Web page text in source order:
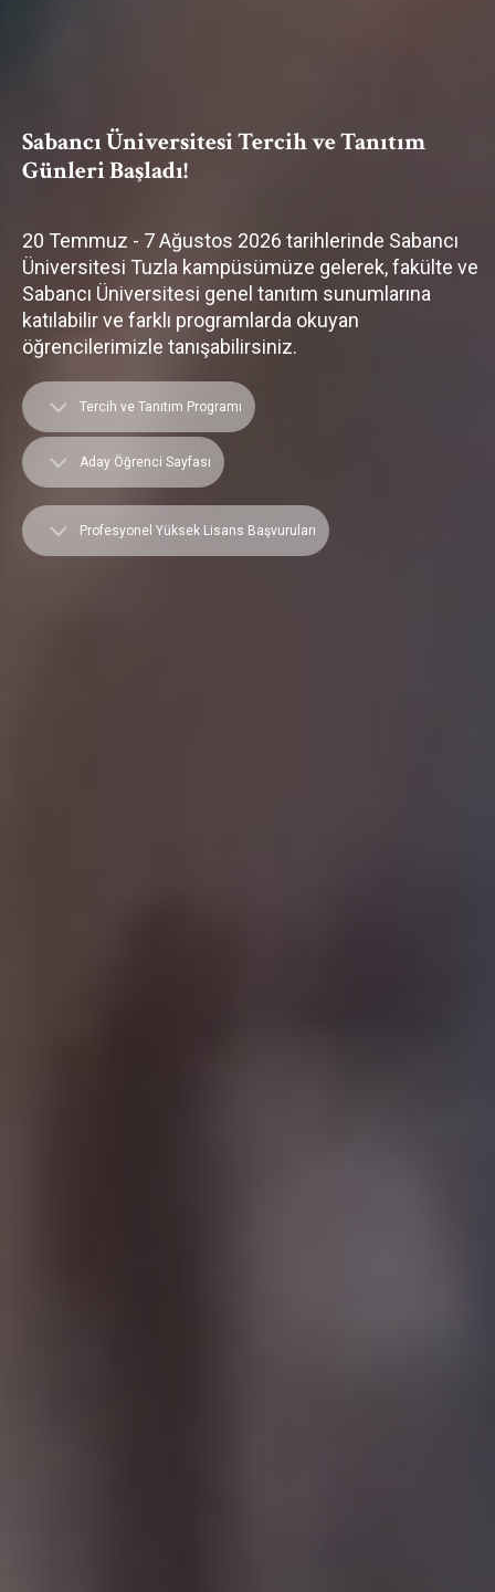
Sabancı Üniversitesi Tercih ve Tanıtım
Günleri Başladı!
20 Temmuz - 7 Ağustos 2026 tarihlerinde Sabancı
Üniversitesi Tuzla kampüsümüze gelerek, fakülte ve
Sabancı Üniversitesi genel tanıtım sunumlarına
katılabilir ve farklı programlarda okuyan
öğrencilerimizle tanışabilirsiniz.
Tercih ve Tanıtım Programı
Aday Öğrenci Sayfası
Profesyonel Yüksek Lisans Başvuruları